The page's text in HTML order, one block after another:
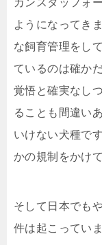
カンスタッフォ
ようになってき
な飼育管理をし
ているのは確か
覚悟と確実なし
ることも間違い
いけない犬種で
かの規制をかけ
そして日本でも
件は起こっていま